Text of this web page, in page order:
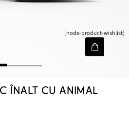
[node-product-wishlist]
ÎNALT CU ANIMAL